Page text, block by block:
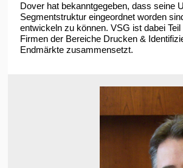
Dover hat bekanntgegeben, dass seine
Segmentstruktur eingeordnet worden
entwickeln zu können. VSG ist dabei
Firmen der Bereiche Drucken &
Endmärkte zusammensetzt.